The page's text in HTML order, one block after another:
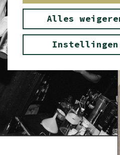
Alles
Instellingen